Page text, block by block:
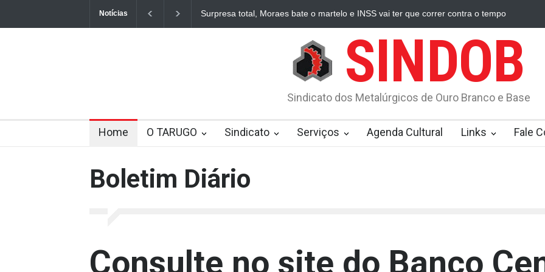
Notícias Surpresa total, Moraes bate o martelo e INSS vai ter que correr contra o tempo
SINDOB
Sindicato dos Metalúrgicos de Ouro Branco e Base
Home O TARUGO Sindicato Serviços Agenda Cultural Links Fale
Boletim Diário
Consulte no site do Banco